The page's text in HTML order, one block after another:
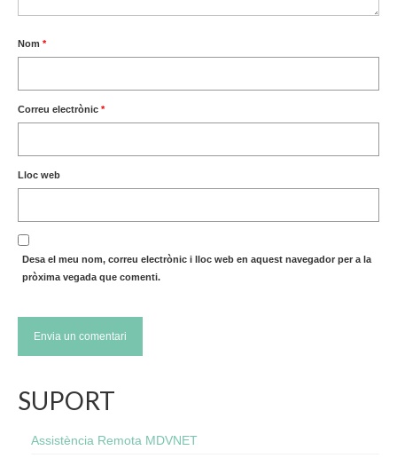
Nom *
Correu electrònic *
Lloc web
Desa el meu nom, correu electrònic i lloc web en aquest navegador per a la
pròxima vegada que comenti.
SUPORT
Assistència Remota MDVNET